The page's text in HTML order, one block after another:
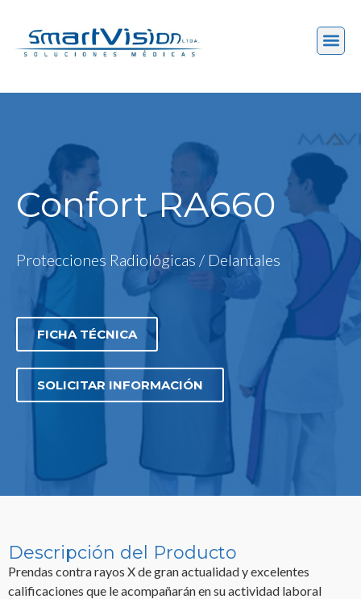
Confort RA660
Protecciones Radiológicas / Delantales
FICHA TÉCNICA
SOLICITAR INFORMACIÓN
Descripción del Producto
Prendas contra rayos X de gran actualidad y excelentes
calificaciones que le acompañarán en su actividad laboral